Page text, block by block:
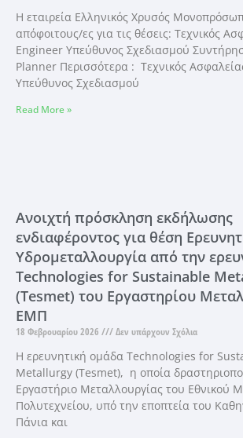
Η εταιρεία Ελληνικός Χρυσός
απόφοιτους/ες για τις θέσεις: Τεχνικός
Engineer Υπεύθυνος Σχεδιασμού
Planner Περισσότερα : Τεχνικός
Υπεύθυνος Σχεδιασμού
Read More »
Ανοιχτή πρόσκληση εκδήλωσης
ενδιαφέροντος για θέση
Υδρομεταλλουργία από την
Technologies for Sustainable
(Tesmet) του Εργαστηρίου
ΕΜΠ
18 Φεβρουαρίου 2026 Δεν υπάρχουν Σχόλια
Η ερευνητική ομάδα Technologies for
Metallurgy (Tesmet), η οποία
Εργαστήριο Μεταλλουργίας του Εθνικού
Πολυτεχνείου, υπό την εποπτεία του
Πάνια και